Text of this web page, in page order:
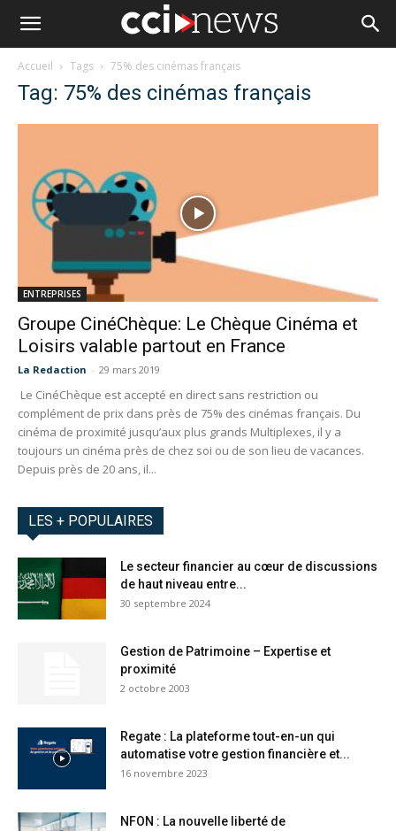
Accueil Tags 75% des cinémas français
Tag: 75% des cinémas français
ENTREPRISES
Groupe CinéChèque: Le Chèque Cinéma et
Loisirs valable partout en France
La Redaction - 29 mars 2019
Le CinéChèque est accepté en direct sans restriction ou
complément de prix dans près de 75% des cinémas français. Du
cinéma de proximité jusqu’aux plus grands Multiplexes, il y a
toujours un cinéma près de chez soi ou de son lieu de vacances.
Depuis près de 20 ans, il...
LES + POPULAIRES
Le secteur financier au cœur de discussions
de haut niveau entre...
30 septembre 2024
Gestion de Patrimoine – Expertise et
proximité
2 octobre 2003
Regate : La plateforme tout-en-un qui
automatise votre gestion financière et...
16 novembre 2023
NFON : La nouvelle liberté de